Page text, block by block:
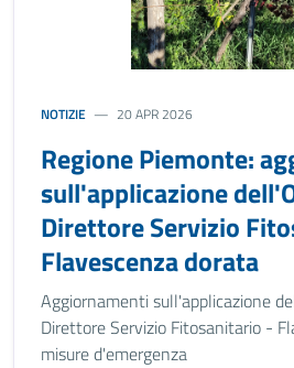
NOTIZIE 20 APR 2026
Regione Piemonte:
sull'applicazione
Direttore Servizio
Flavescenza dorata
Aggiornamenti sull'applicazione
Direttore Servizio Fitosanitario -
misure d'emergenza